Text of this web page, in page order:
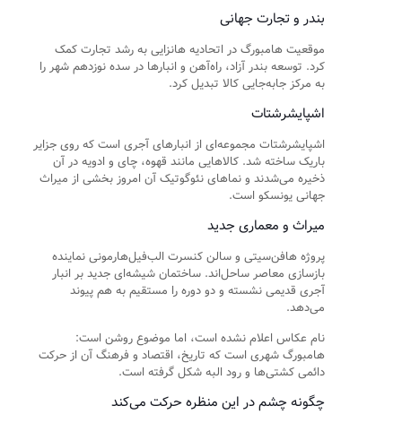
بندر و تجارت جهانی
موقعیت هامبورگ در اتحادیه هانزایی به رشد تجارت کمک
کرد. توسعه بندر آزاد، راه‌آهن و انبارها در سده نوزدهم شهر را
به مرکز جابه‌جایی کالا تبدیل کرد.
اشپایشرشتات
اشپایشرشتات مجموعه‌ای از انبارهای آجری است که روی جزایر
باریک ساخته شد. کالاهایی مانند قهوه، چای و ادویه در آن
ذخیره می‌شدند و نماهای نئوگوتیک آن امروز بخشی از میراث
جهانی یونسکو است.
میراث و معماری جدید
پروژه هافن‌سیتی و سالن کنسرت الب‌فیل‌هارمونی نماینده
بازسازی معاصر ساحل‌اند. ساختمان شیشه‌ای جدید بر انبار
آجری قدیمی نشسته و دو دوره را مستقیم به هم پیوند
می‌دهد.
نام عکاس اعلام نشده است، اما موضوع روشن است:
هامبورگ شهری است که تاریخ، اقتصاد و فرهنگ آن از حرکت
دائمی کشتی‌ها و رود البه شکل گرفته است.
چگونه چشم در این منظره حرکت می‌کند